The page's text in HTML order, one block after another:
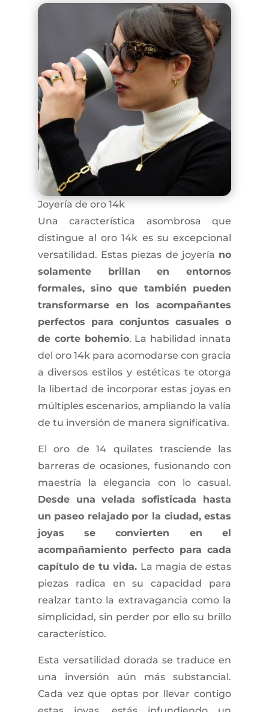
Joyería de oro 14k
Una característica asombrosa que
distingue al oro 14k es su excepcional
versatilidad. Estas piezas de joyería no
solamente brillan en entornos
formales, sino que también pueden
transformarse en los acompañantes
perfectos para conjuntos casuales o
de corte bohemio. La habilidad innata
del oro 14k para acomodarse con gracia
a diversos estilos y estéticas te otorga
la libertad de incorporar estas joyas en
múltiples escenarios, ampliando la valía
de tu inversión de manera significativa.
El oro de 14 quilates trasciende las
barreras de ocasiones, fusionando con
maestría la elegancia con lo casual.
Desde una velada sofisticada hasta
un paseo relajado por la ciudad, estas
joyas se convierten en el
acompañamiento perfecto para cada
capítulo de tu vida. La magia de estas
piezas radica en su capacidad para
realzar tanto la extravagancia como la
simplicidad, sin perder por ello su brillo
característico.
Esta versatilidad dorada se traduce en
una inversión aún más substancial.
Cada vez que optas por llevar contigo